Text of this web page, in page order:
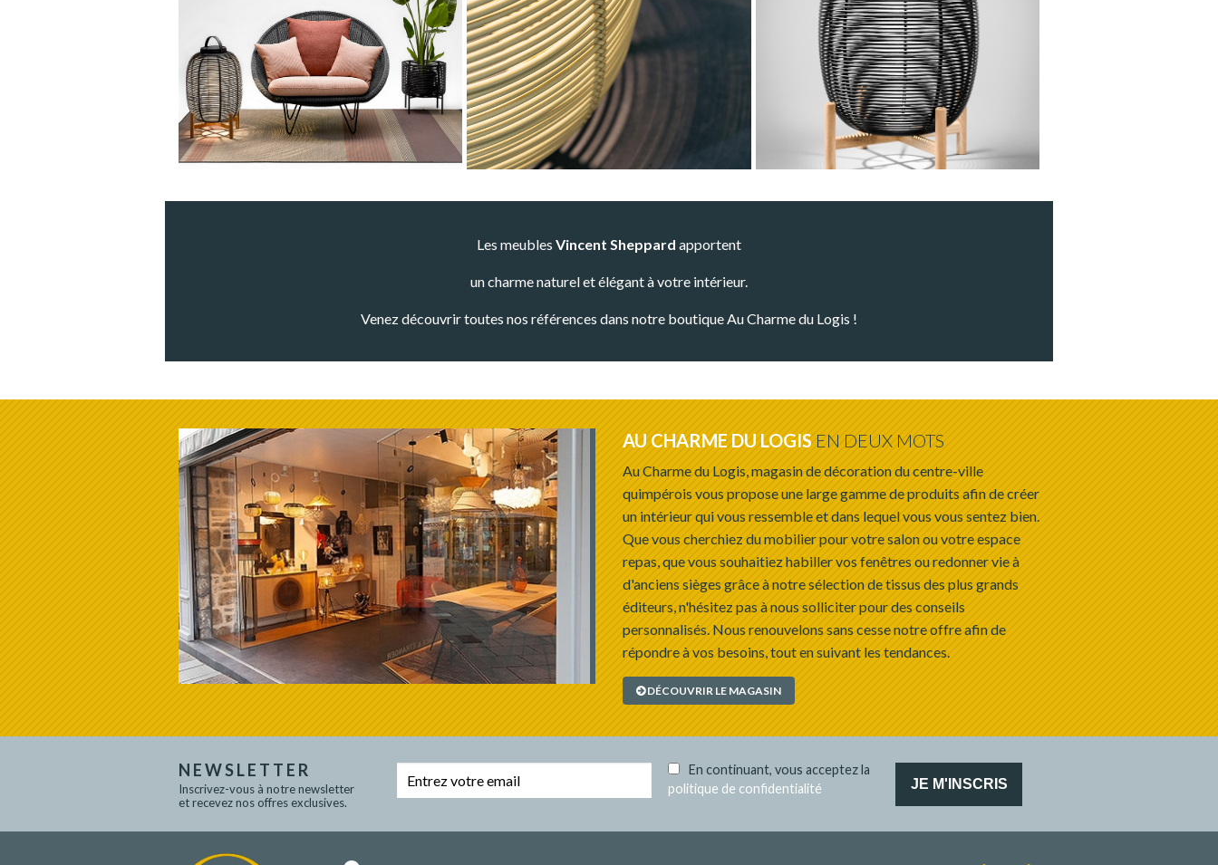
Les meubles Vincent Sheppard apportent
un charme naturel et élégant à votre intérieur.
Venez découvrir toutes nos références dans notre boutique Au Charme du Logis !
AU CHARME DU LOGISEN DEUX MOTS
Au Charme du Logis, magasin de décoration du centre-ville
quimpérois vous propose une large gamme de produits afin de créer
un intérieur qui vous ressemble et dans lequel vous vous sentez bien.
Que vous cherchiez du mobilier pour votre salon ou votre espace
repas, que vous souhaitiez habiller vos fenêtres ou redonner vie à
d'anciens sièges grâce à notre sélection de tissus des plus grands
éditeurs, n'hésitez pas à nous solliciter pour des conseils
personnalisés. Nous renouvelons sans cesse notre offre afin de
répondre à vos besoins, tout en suivant les tendances.
DÉCOUVRIR LE MAGASIN
NEWSLETTER
Inscrivez-vous à notre newsletter
et recevez nos offres exclusives.
En continuant, vous acceptez la
politique de confidentialité